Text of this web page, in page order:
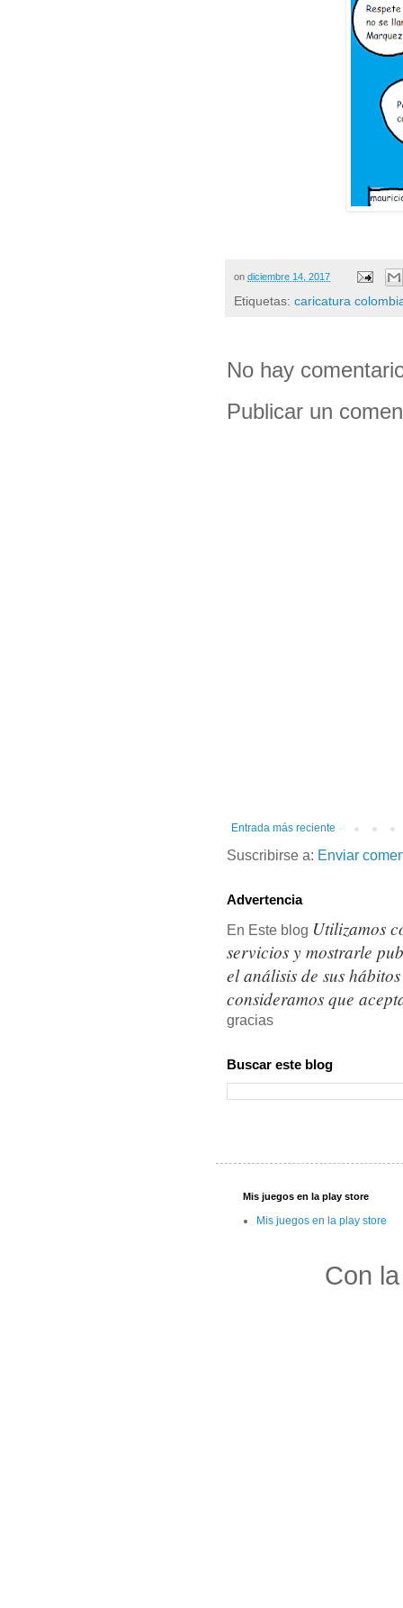
on diciembre 14, 2017
Etiquetas: caricatura
No hay
Publicar un
Entrada más reciente
Suscribirse a: Enviar
Advertencia
En Este blog Utilizamos
servicios y mostrarle
el análisis de sus
consideramos que
gracias
Buscar este blog
Mis juegos en la play store
Mis juegos en la play store
Con